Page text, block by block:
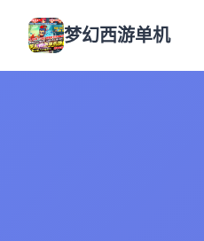
梦幻西游单机